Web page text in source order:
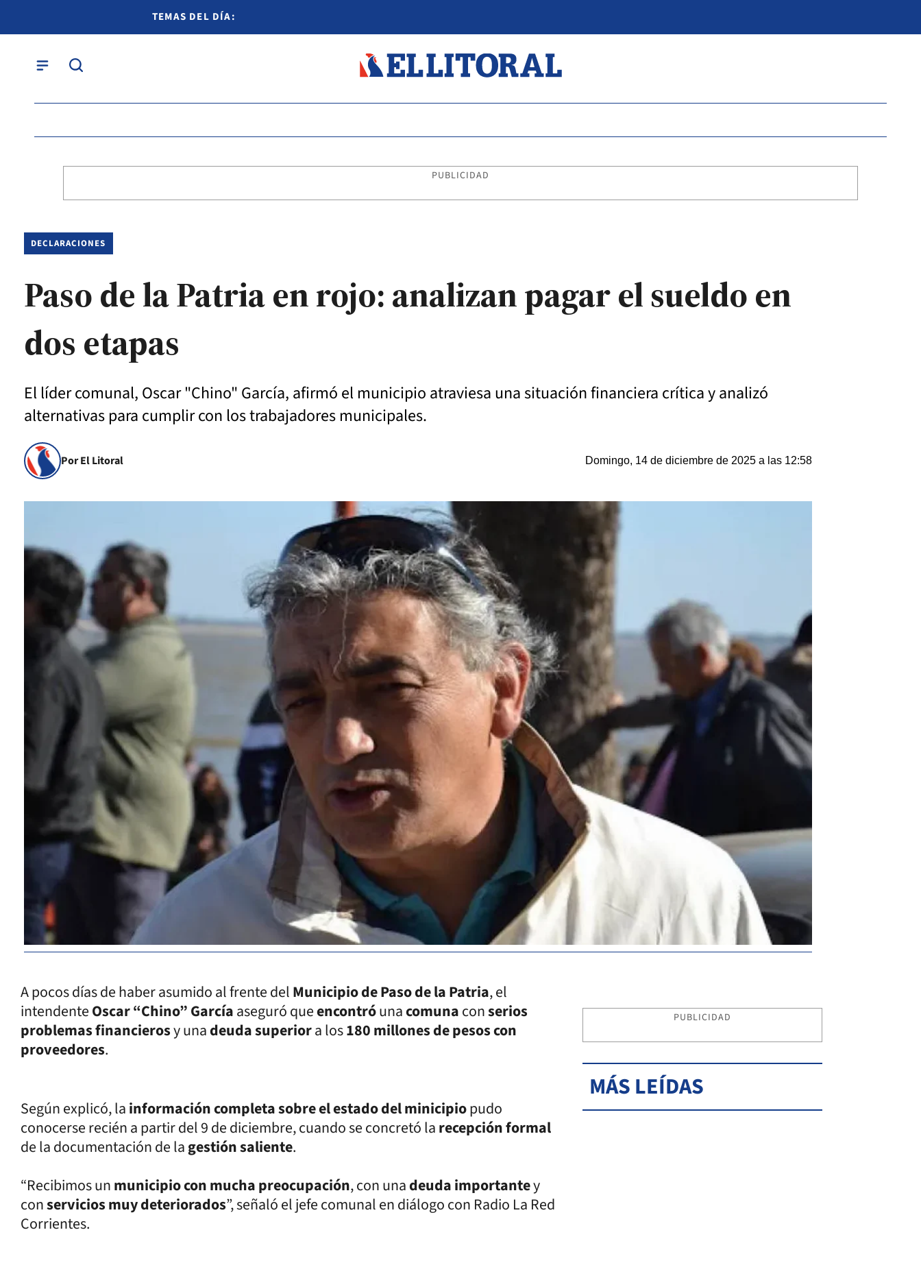
TEMAS DEL DÍA:
PUBLICIDAD
DECLARACIONES
Paso de la Patria en rojo: analizan pagar el sueldo en
dos etapas
El líder comunal, Oscar "Chino" García, afirmó el municipio atraviesa una situación financiera crítica y analizó
alternativas para cumplir con los trabajadores municipales.
Por El Litoral Domingo, 14 de diciembre de 2025 a las 12:58
A pocos días de haber asumido al frente delMunicipio de Paso de la Patria, el
intendenteOscar “Chino” Garcíaaseguró queencontróunacomunaconserios
problemas financierosy unadeuda superiora los180 millones de pesos con
proveedores.
Según explicó, lainformación completa sobre el estado del minicipiopudo
conocerse recién a partir del 9 de diciembre, cuando se concretó larecepción formal
de la documentación de lagestión saliente.
“Recibimos unmunicipio con mucha preocupación, con unadeuda importantey
conservicios muy deteriorados”, señaló el jefe comunal en diálogo con Radio La Red
Corrientes.
PUBLICIDAD
MÁS LEÍDAS